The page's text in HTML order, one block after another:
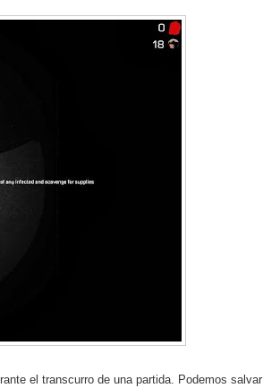
el transcurro de una partida. Podemos salvar